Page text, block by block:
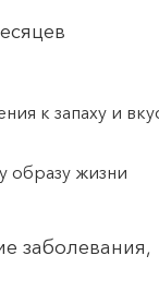
к запаху и
образу жизни
заболевания,